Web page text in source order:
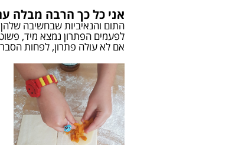
אני כל כך הרבה מבלה
התום והנאיביות שבחשיבה
לפעמים הפתרון נמצא מיד,
אם לא עולה פתרון, לפחות